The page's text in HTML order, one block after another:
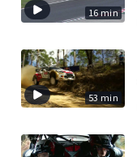
16 min
53 min